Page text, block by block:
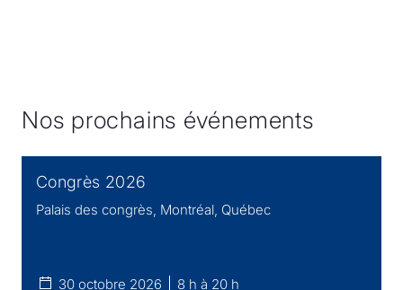
Nos prochains événements
Congrès 2026
Palais des congrès, Montréal, Québec
30 octobre 2026 8 h à 20 h